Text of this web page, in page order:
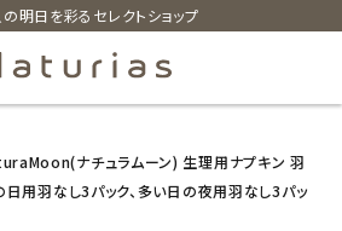
明日を彩るセレクトショップ
search
ナチュラムーン) 生理用ナプキン 羽
用羽なし3パック、多い日の夜用羽なし3パッ